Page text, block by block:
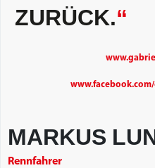
ZURÜCK.“
MARKUS
Rennfahrer